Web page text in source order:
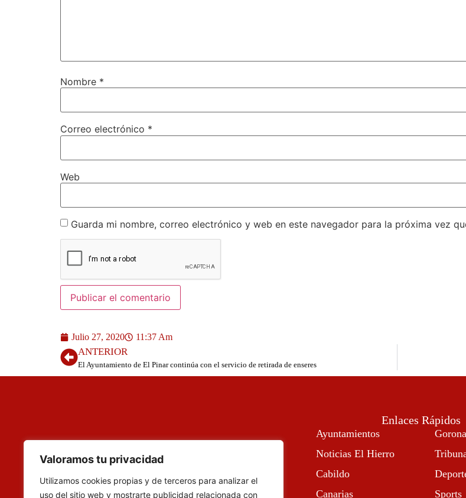
Valoramos tu privacidad
Utilizamos cookies propias y de terceros para analizar el
uso del sitio web y mostrarte publicidad relacionada con
Nombre *
Correo electrónico *
Web
Guarda mi nombre, correo electrónico y web en este navegador para la próxima vez
Julio 27, 2020 11:37 Am
ANTERIOR
El Ayuntamiento de El Pinar continúa con el servicio de retirada de enseres
Enlaces Rápidos
Ayuntamientos
Noticias El Hierro
Cabildo
Canarias
Gorona
Sports